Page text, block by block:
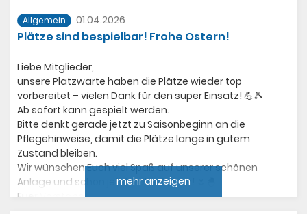
Allgemein 01.04.2026
Plätze sind bespielbar! Frohe Ostern!
Liebe Mitglieder,
unsere Platzwarte haben die Plätze wieder top
vorbereitet – vielen Dank für den super Einsatz! 💪🎾
Ab sofort kann gespielt werden.
Bitte denkt gerade jetzt zu Saisonbeginn an die
Pflegehinweise, damit die Plätze lange in gutem
Zustand bleiben.
Wir wünschen Euch viel Spaß auf unserer schönen
Anlage und schon jetzt frohe Ostern! 🌷🐣
Euer Vorstand
mehr anzeigen